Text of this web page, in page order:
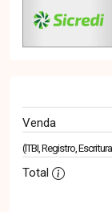
Venda
(ITBI, Registro,
Total